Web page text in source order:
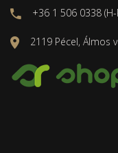
+36 1 506 0338
2119 Pécel, Álmos